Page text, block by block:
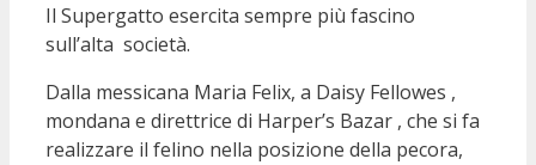
Il Supergatto esercita sempre più fascino
sull’alta società.
Dalla messicana Maria Felix, a Daisy Fellowes ,
mondana e direttrice di Harper’s Bazar , che si fa
realizzare il felino nella posizione della pecora,